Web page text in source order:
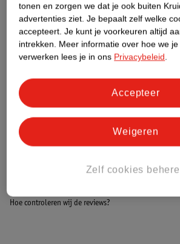
Nature Impact Score
Dit product heeft
Impact Score.
Meer informatie
Bestel & Bezorginformatie
Bekijk ook
Alle
Hoe controleren wij de reviews?
tonen en zorgen we dat je ook buiten
advertenties ziet. Je bepaalt zelf welke
accepteert. Je kunt je voorkeuren altijd
intrekken. Meer informatie over hoe we
verwerken lees je in ons Privacybeleid.
Zelf cookies
Weigeren
Accepteer